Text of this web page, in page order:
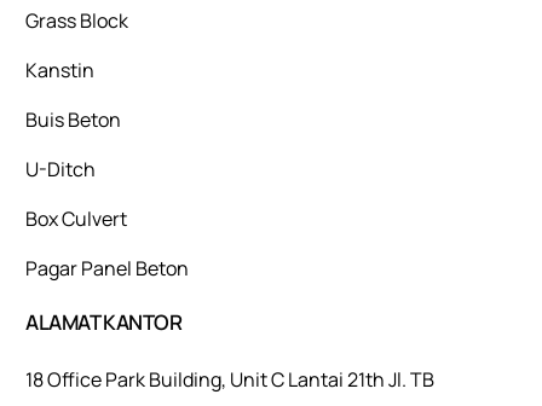
Grass Block
Kanstin
Buis Beton
U-Ditch
Box Culvert
Pagar Panel Beton
ALAMAT KANTOR
18 Office Park Building, Unit C Lantai 21th Jl. TB